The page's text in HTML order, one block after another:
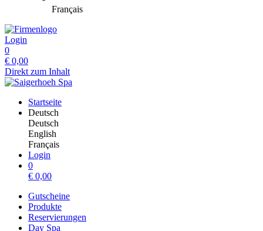
Français
Login
0
€ 0,00
Direkt zum Inhalt
Startseite
Deutsch
Deutsch
English
Français
Login
0
€ 0,00
Gutscheine
Produkte
Reservierungen
Day Spa